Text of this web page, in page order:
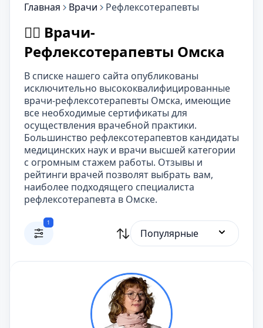
Главная Врачи Рефлексотерапевты
👨‍⚕️ Врачи-
Рефлексотерапевты Омска
В списке нашего сайта опубликованы
исключительно высококвалифицированные
врачи-рефлексотерапевты Омска, имеющие
все необходимые сертификаты для
осуществления врачебной практики.
Большинство рефлексотерапевтов кандидаты
медицинских наук и врачи высшей категории
с огромным стажем работы. Отзывы и
рейтинги врачей позволят выбрать вам,
наиболее подходящего специалиста
рефлексотерапевта в Омске.
1
Популярные